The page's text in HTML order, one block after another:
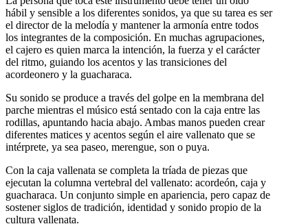
hábil y sensible a los diferentes sonidos, ya que su tarea es ser
el director de la melodía y mantener la armonía entre todos
los integrantes de la composición. En muchas agrupaciones,
el cajero es quien marca la intención, la fuerza y el carácter
del ritmo, guiando los acentos y las transiciones del
acordeonero y la guacharaca.
Su sonido se produce a través del golpe en la membrana del
parche mientras el músico está sentado con la caja entre las
rodillas, apuntando hacia abajo. Ambas manos pueden crear
diferentes matices y acentos según el aire vallenato que se
intérprete, ya sea paseo, merengue, son o puya.
Con la caja vallenata se completa la tríada de piezas que
ejecutan la columna vertebral del vallenato: acordeón, caja y
guacharaca. Un conjunto simple en apariencia, pero capaz de
sostener siglos de tradición, identidad y sonido propio de la
cultura vallenata.